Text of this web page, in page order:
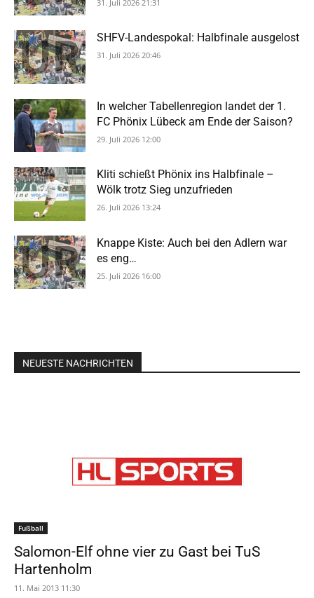
31. Juli 2026 21:31
SHFV-Landespokal: Halbfinale ausgelost
31. Juli 2026 20:46
In welcher Tabellenregion landet der 1.
FC Phönix Lübeck am Ende der Saison?
29. Juli 2026 12:00
Kliti schießt Phönix ins Halbfinale –
Wölk trotz Sieg unzufrieden
26. Juli 2026 13:24
Knappe Kiste: Auch bei den Adlern war
es eng…
25. Juli 2026 16:00
NEUESTE NACHRICHTEN
Fußball
Salomon-Elf ohne vier zu Gast bei TuS
Hartenholm
11. Mai 2013 11:30